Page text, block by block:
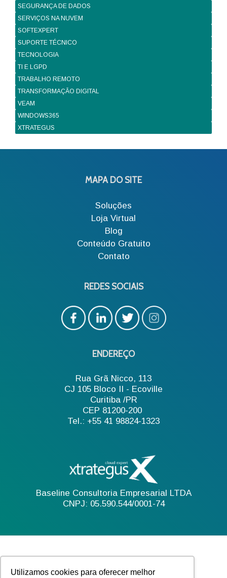
Utilizamos cookies para oferecer melhor
SEGURANÇA DE DADOS
SERVIÇOS NA NUVEM
SOFTEXPERT
SUPORTE TÉCNICO
TECNOLOGIA
TI E LGPD
TRABALHO REMOTO
TRANSFORMAÇÃO DIGITAL
VEAM
WINDOWS365
XTRATEGUS
MAPA DO SITE
Soluções
Loja Virtual
Blog
Conteúdo Gratuito
Contato
REDES SOCIAIS
ENDEREÇO
Rua Grã Nicco, 113
CJ 105 Bloco II - Ecoville
Curitiba /PR
CEP 81200-200
Tel.: +55 41 98824-1323
Baseline Consultoria Empresarial LTDA
CNPJ: 05.590.544/0001-74